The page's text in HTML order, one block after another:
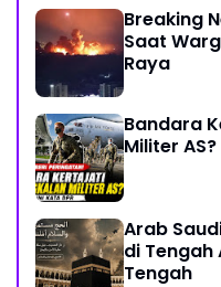
Breaking
Saat
Raya
Bandara
Militer
Arab
di Tengah
Tengah